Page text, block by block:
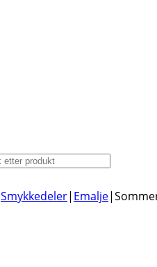
Smykkedeler| Emalje|